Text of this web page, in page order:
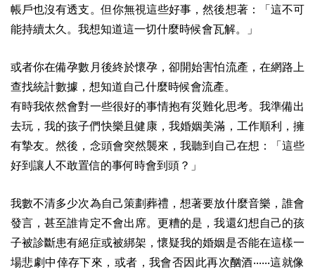
帳戶也沒有透支。但你無視這些好事，然後想著：「這不可
能持續太久。我想知道這一切什麼時候會瓦解。」
或者你在備孕數月後終於懷孕，卻開始害怕流產，在網路上
查找統計數據，想知道自己什麼時候會流產。
有時我依然會對一些很好的事情抱有災難化思考。我準備出
去玩，我的孩子們快樂且健康，我婚姻美滿，工作順利，擁
有摯友。然後，念頭會突然襲來，我聽到自己在想：「這些
好到讓人不敢置信的事何時會到頭？」
我數不清多少次為自己策劃葬禮，想著要放什麼音樂，誰會
發言，甚至誰肯定不會出席。更糟的是，我還幻想自己的孩
子被診斷患有絕症或被綁架，懷疑我的婚姻是否能在這樣一
場悲劇中倖存下來，或者，我會否因此再次酗酒‧‧‧‧‧‧這就像